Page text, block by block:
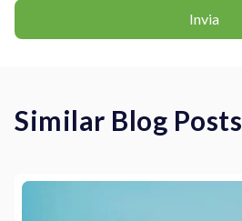
Similar Blog Posts